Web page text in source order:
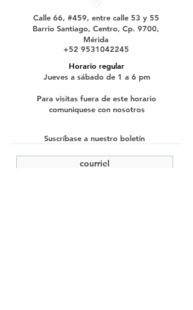
Calle 66, #459, entre calle 53 y 55
Barrio Santiago, Centro, Cp. 9700,
Mérida
+52 9531042245
Horario regular
Jueves a sábado de 1 a 6 pm
Para visitas fuera de este horario
comuniquese con nosotros
Suscríbase a nuestro boletín